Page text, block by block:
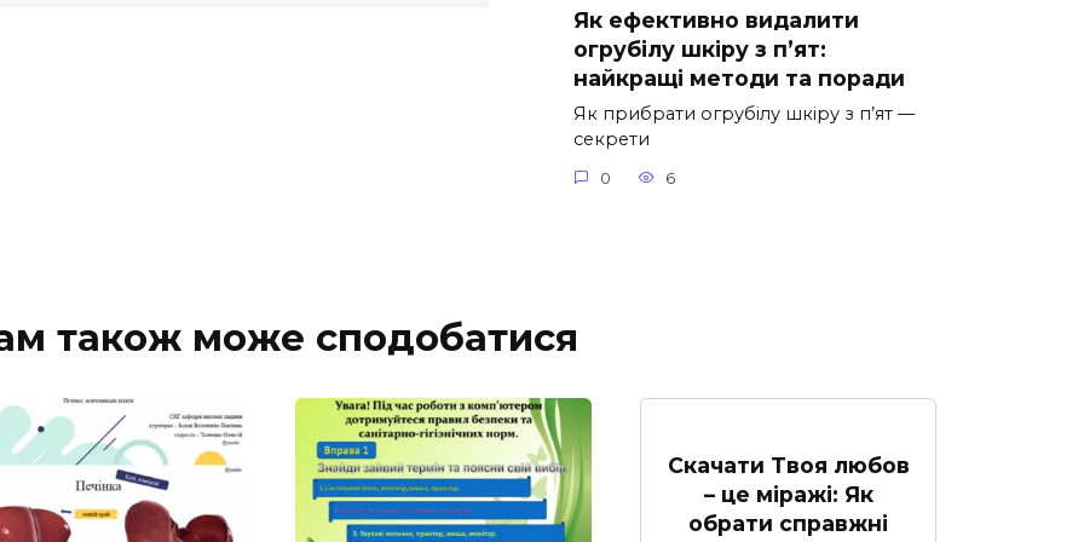
Як ефективно видалити
огрубілу шкіру з п’ят:
найкращі методи та поради
Як прибрати огрубілу шкіру з п’ят —
секрети
0 6
також може сподобатися
Скачати Твоя любов
– це міражі: Як
обрати справжні